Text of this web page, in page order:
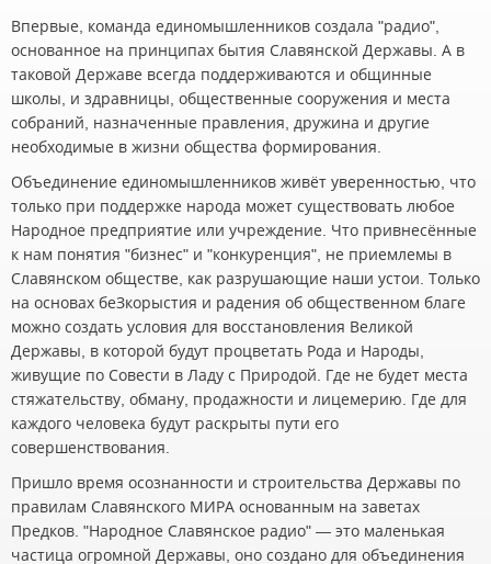
Впервые, команда единомышленников создала "радио",
основанное на принципах бытия Славянской Державы. А в
таковой Державе всегда поддерживаются и общинные
школы, и здравницы, общественные сооружения и места
собраний, назначенные правления, дружина и другие
необходимые в жизни общества формирования.
Объединение единомышленников живёт уверенностью, что
только при поддержке народа может существовать любое
Народное предприятие или учреждение. Что привнесённые
к нам понятия "бизнес" и "конкуренция", не приемлемы в
Славянском обществе, как разрушающие наши устои. Только
на основах беЗкорыстия и радения об общественном благе
можно создать условия для восстановления Великой
Державы, в которой будут процветать Рода и Народы,
живущие по Совести в Ладу с Природой. Где не будет места
стяжательству, обману, продажности и лицемерию. Где для
каждого человека будут раскрыты пути его
совершенствования.
Пришло время осознанности и строительства Державы по
правилам Славянского МИРА основанным на заветах
Предков. "Народное Славянское радио" — это маленькая
частица огромной Державы, оно создано для объединения